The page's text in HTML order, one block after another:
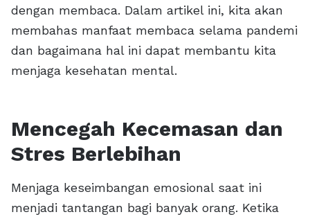
dengan membaca. Dalam artikel ini, kita akan
membahas manfaat membaca selama pandemi
dan bagaimana hal ini dapat membantu kita
menjaga kesehatan mental.
Mencegah Kecemasan dan
Stres Berlebihan
Menjaga keseimbangan emosional saat ini
menjadi tantangan bagi banyak orang. Ketika